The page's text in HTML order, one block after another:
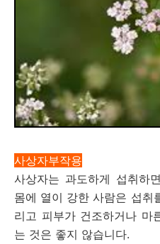
사상자부작용
사상자는 과도하게 섭취하
몸에 열이 강한 사람은 섭취
리고 피부가 건조하거나 마
는 것은 좋지 않습니다.